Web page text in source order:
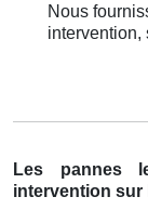
Nous
intervention,
Les pannes
intervention sur